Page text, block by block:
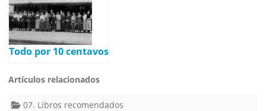
Todo por 10 centavos
Artículos relacionados
07. Libros recomendados